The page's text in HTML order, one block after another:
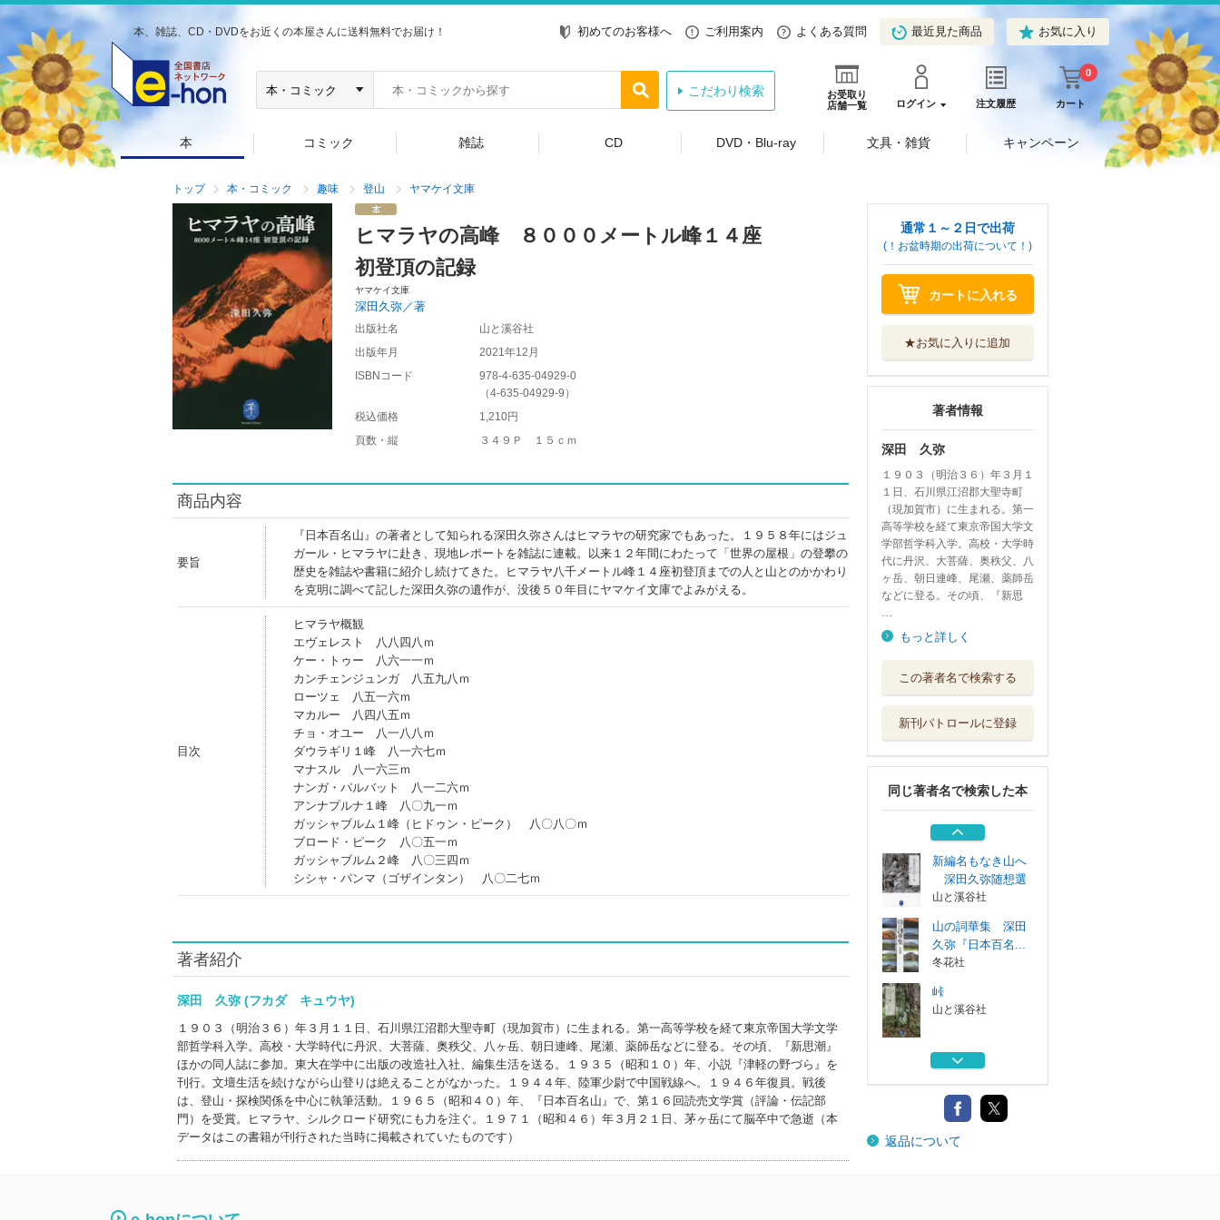
本、雑誌、CD・DVDをお近くの本屋さんに送料無料でお届け！ 初めてのお客様へ ご利用案内 よくある質問 最近見た商品 お気に入り
お受取り
店舗一覧
ログイン 注文履歴 カート
0
こだわり検索
本 コミック 雑誌 CD DVD・Blu-ray 文具・雑貨 キャンペーン
トップ 本・コミック 趣味 登山 ヤマケイ文庫
ヒマラヤの高峰 ８０００メートル峰１４座
初登頂の記録
ヤマケイ文庫
深田久弥／著
出版社名
山と溪谷社
出版年月
2021年12月
ISBNコード
978-4-635-04929-0
（4-635-04929-9 ）
税込価格
1,210円
頁数・縦
３４９Ｐ １５ｃｍ
商品内容
要旨
『日本百名山』の著者として知られる深田久弥さんはヒマラヤの研究家でもあった。１９５８年にはジュ
ガール・ヒマラヤに赴き、現地レポートを雑誌に連載。以来１２年間にわたって「世界の屋根」の登攀の
歴史を雑誌や書籍に紹介し続けてきた。ヒマラヤ八千メートル峰１４座初登頂までの人と山とのかかわり
を克明に調べて記した深田久弥の遺作が、没後５０年目にヤマケイ文庫でよみがえる。
目次
ヒマラヤ概観
エヴェレスト 八八四八ｍ
ケー・トゥー 八六一一ｍ
カンチェンジュンガ 八五九八ｍ
ローツェ 八五一六ｍ
マカルー 八四八五ｍ
チョ・オユー 八一八八ｍ
ダウラギリ１峰 八一六七ｍ
マナスル 八一六三ｍ
ナンガ・パルバット 八一二六ｍ
アンナプルナ１峰 八〇九一ｍ
ガッシャブルム１峰（ヒドゥン・ピーク） 八〇八〇ｍ
ブロード・ピーク 八〇五一ｍ
ガッシャブルム２峰 八〇三四ｍ
シシャ・パンマ（ゴザインタン） 八〇二七ｍ
著者紹介
深田 久弥 (フカダ キュウヤ)
１９０３（明治３６）年３月１１日、石川県江沼郡大聖寺町（現加賀市）に生まれる。第一高等学校を経て東京帝国大学文学
部哲学科入学。高校・大学時代に丹沢、大菩薩、奥秩父、八ヶ岳、朝日連峰、尾瀬、薬師岳などに登る。その頃、『新思潮』
ほかの同人誌に参加。東大在学中に出版の改造社入社、編集生活を送る。１９３５（昭和１０）年、小説『津軽の野づら』を
刊行。文壇生活を続けながら山登りは絶えることがなかった。１９４４年、陸軍少尉で中国戦線へ。１９４６年復員。戦後
は、登山・探検関係を中心に執筆活動。１９６５（昭和４０）年、『日本百名山』で、第１６回読売文学賞（評論・伝記部
門）を受賞。ヒマラヤ、シルクロード研究にも力を注ぐ。１９７１（昭和４６）年３月２１日、茅ヶ岳にて脳卒中で急逝（本
データはこの書籍が刊行された当時に掲載されていたものです）
通常１～２日で出荷
(！お盆時期の出荷について！)
カートに入れる
★お気に入りに追加
著者情報
深田 久弥
１９０３（明治３６）年３月１
１日、石川県江沼郡大聖寺町
（現加賀市）に生まれる。第一
高等学校を経て東京帝国大学文
学部哲学科入学。高校・大学時
代に丹沢、大菩薩、奥秩父、八
ヶ岳、朝日連峰、尾瀬、薬師岳
などに登る。その頃、『新思
…
もっと詳しく
この著者名で検索する
新刊パトロールに登録
同じ著者名で検索した本
山と溪谷社
瀟洒なる自然 わ
山と溪谷社
百名山紀行 深田
久弥選集 上
山と溪谷社
新編名もなき山へ
深田久弥随想選
山と溪谷社
山の詞華集 深田
久弥『日本百名...
冬花社
峠
山と溪谷社
瀟洒なる自然 わ
山と溪谷社
百名山紀行 深田
久弥選集 上
返品について